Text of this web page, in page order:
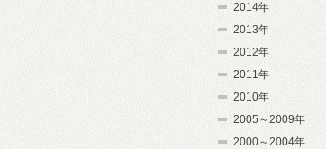
2014年
2013年
2012年
2011年
2010年
2005～2009年
2000～2004年